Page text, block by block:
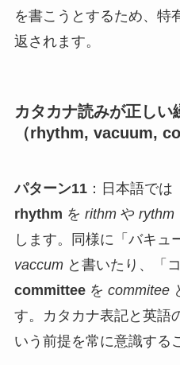
を書こうとするため、特
返されます。
カタカナ読みが正しい
（rhythm, vacuum,
パターン11：日本語では
rhythm を rithmや rythm
します。同様に「バキュ
vaccumと書いたり、「
committeeを commitee
す。カタカナ表記と英語
いう前提を常に意識する